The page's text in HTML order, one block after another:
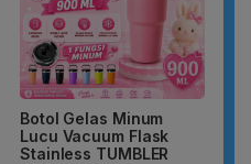
Botol Gelas Minum
Lucu Vacuum Flask
Stainless TUMBLER